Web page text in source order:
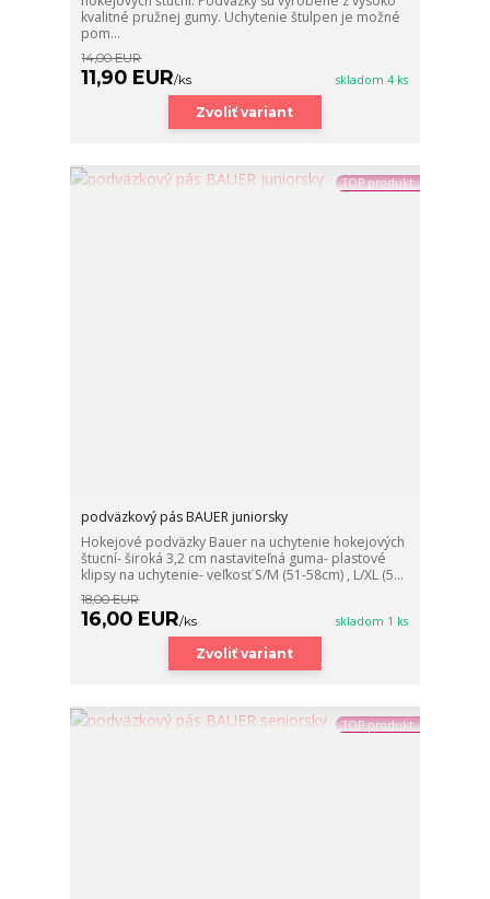
kvalitné pružnej gumy. Uchytenie štulpen je možné
pom...
14,00 EUR
11,90 EUR/ks skladom 4 ks
Zvoliť variant
TOP produkt
podväzkový pás BAUER juniorsky
Hokejové podväzky Bauer na uchytenie hokejových
štucní- široká 3,2 cm nastaviteľná guma- plastové
klipsy na uchytenie- veľkosť S/M (51-58cm) , L/XL (5...
18,00 EUR
16,00 EUR/ks skladom 1 ks
Zvoliť variant
TOP produkt